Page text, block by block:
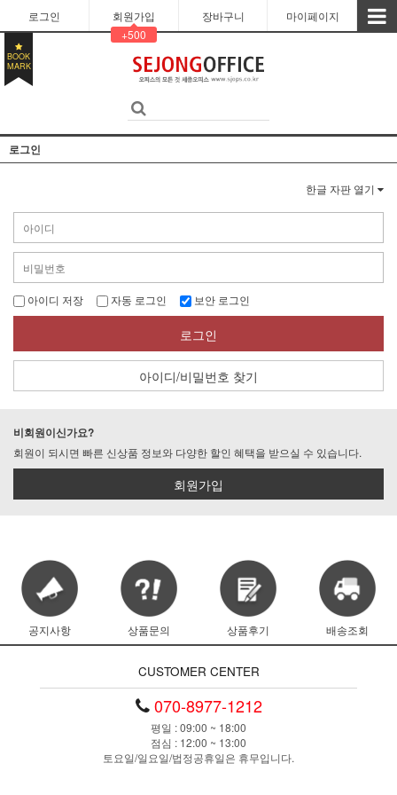
로그인
회원가입
+500
장바구니 마이페이지
BOOK
MARK
로그인
한글 자판 열기
아이디 저장 자동 로그인 보안 로그인
로그인
아이디/비밀번호 찾기
비회원이신가요?
회원이 되시면 빠른 신상품 정보와 다양한 할인 혜택을 받으실 수 있습니다.
회원가입
공지사항 상품문의 상품후기 배송조회
CUSTOMER CENTER
070-8977-1212
평일 : 09:00 ~ 18:00
점심 : 12:00 ~ 13:00
토요일/일요일/법정공휴일은 휴무입니다.